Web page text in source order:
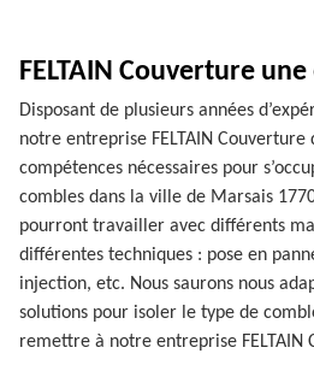
FELTAIN Couverture
Disposant de plusieurs années
notre entreprise FELTAIN
compétences nécessaires pour
combles dans la ville de Marsais
pourront travailler avec différents
différentes techniques : pose en
injection, etc. Nous saurons nous
solutions pour isoler le type de
remettre à notre entreprise FELTAIN